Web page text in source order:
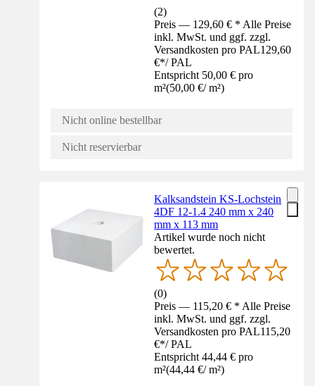
(2)
Preis — 129,60 € * Alle Preise
inkl. MwSt. und ggf. zzgl.
Versandkosten pro PAL129,60
€*/ PAL
Entspricht 50,00 € pro
m²(50,00 €/ m²)
Nicht online bestellbar
Nicht reservierbar
Kalksandstein KS-Lochstein
4DF 12-1.4 240 mm x 240
mm x 113 mm
Artikel wurde noch nicht
bewertet.
(0)
Preis — 115,20 € * Alle Preise
inkl. MwSt. und ggf. zzgl.
Versandkosten pro PAL115,20
€*/ PAL
Entspricht 44,44 € pro
m²(44,44 €/ m²)